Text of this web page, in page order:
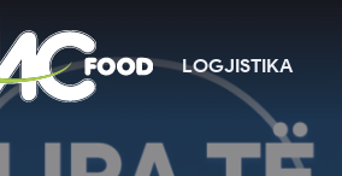
LOGJISTIKA